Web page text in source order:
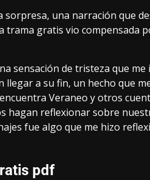
una narración que
trama gratis vio compensada
sensación de tristeza que
llegar a su fin, un hecho que
Veraneo y otros
hagan reflexionar sobre
fue algo que me hizo
pdf